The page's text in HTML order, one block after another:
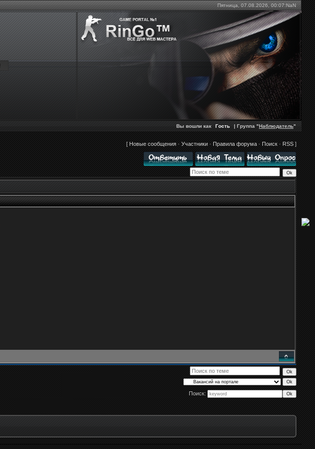
Пятница, 07.08.2026, 00:07:NaN
Вы вошли как Гость | Группа "Наблюдатель"
[Новые сообщения·Участники·Правила форума·Поиск·RSS]
Поиск: